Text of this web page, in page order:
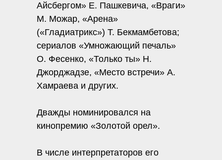
Айсбергом» Е. Пашкевича, «Враги»
М. Можар, «Арена»
(«Гладиатрикс») Т. Бекмамбетова;
сериалов «Умножающий печаль»
О. Фесенко, «Только ты» Н.
Джорджадзе, «Место встречи» А.
Хамраева и других.
Дважды номинировался на
кинопремию «Золотой орел».
В числе интерпретаторов его